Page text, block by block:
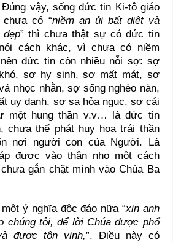
Đúng vậy, sống đức tin Ki-tô giáo
chưa có “niềm an ủi bất diệt và
” thì chưa thật sự có đức tin
cách khác, vì chưa có niềm
đức tin còn nhiều nỗi sợ: sợ
sợ hy sinh, sợ mất mát, sợ
nhọc nhằn, sợ sống nghèo nàn,
uy danh, sợ sa hỏa ngục, sợ cái
một hung thần v.v… là đức tin
chưa thể phát huy hoa trái thần
nơi người con của Người. Là
được vào thân nho một cách
gắn chặt mình vào Chúa Ba
ý nghĩa độc đáo nữa “xin anh
chúng tôi, để lời Chúa được phổ
được tôn vinh,”. Điều này có